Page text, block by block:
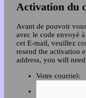
Activation du
Avant de pouvoir
avec le code envoyé
cet E-mail, veuillez
resend the activation
address, you will
Votre courriel: